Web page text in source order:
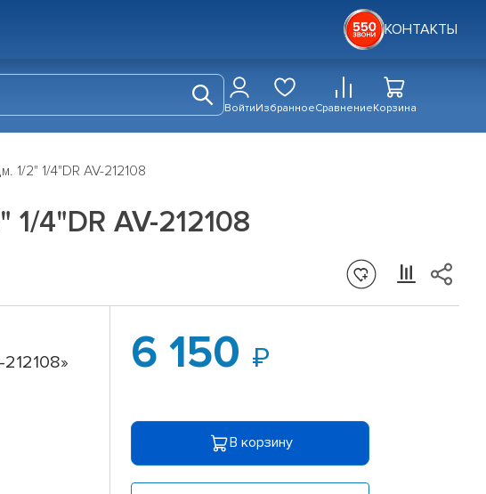
КОНТАКТЫ
ВойтиИзбранноеСравнениеКорзина
1/2" 1/4"DR AV-212108
4"DR AV-212108
6 150
В корзину